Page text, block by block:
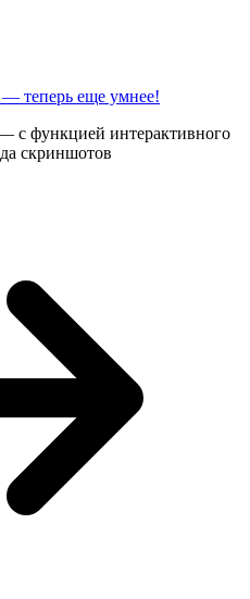
теперь еще умнее!
с функцией интерактивного
скриншотов